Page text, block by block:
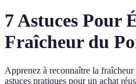
7 Astuces Pour
Fraîcheur du
Apprenez à reconnaître la
astuces pratiques pour un achat